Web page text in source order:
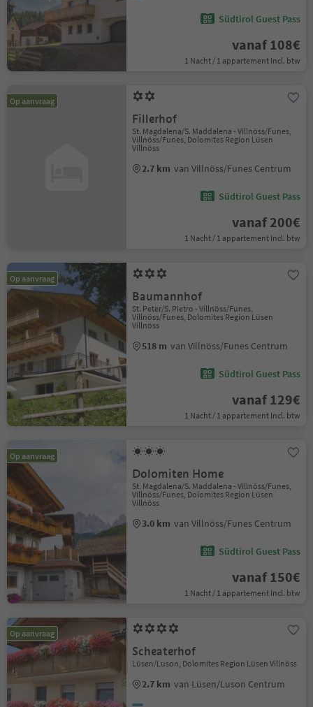
Südtirol Guest Pass
vanaf 108€
1 Nacht / 1 appartement Incl. btw
Op aanvraag
Fillerhof
St. Magdalena/S. Maddalena - Villnöss/Funes,
Villnöss/Funes, Dolomites Region Lüsen
Villnöss
2.7 km van Villnöss/Funes Centrum
Südtirol Guest Pass
vanaf 200€
1 Nacht / 1 appartement Incl. btw
Op aanvraag
Baumannhof
St. Peter/S. Pietro - Villnöss/Funes,
Villnöss/Funes, Dolomites Region Lüsen
Villnöss
518 m van Villnöss/Funes Centrum
Südtirol Guest Pass
vanaf 129€
1 Nacht / 1 appartement Incl. btw
Op aanvraag
Dolomiten Home
St. Magdalena/S. Maddalena - Villnöss/Funes,
Villnöss/Funes, Dolomites Region Lüsen
Villnöss
3.0 km van Villnöss/Funes Centrum
Südtirol Guest Pass
vanaf 150€
1 Nacht / 1 appartement Incl. btw
Op aanvraag
Scheaterhof
Lüsen/Luson, Dolomites Region Lüsen Villnöss
2.7 km van Lüsen/Luson Centrum